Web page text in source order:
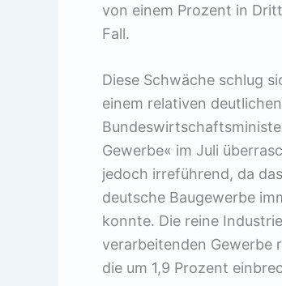
von einem Prozent in
Fall.
Diese Schwäche schlug
einem relativen
Gewerbe« im Juli
jedoch irreführend, da
deutsche Baugewerbe
konnte. Die reine
verarbeitenden Gewerbe
die um 1,9 Prozent